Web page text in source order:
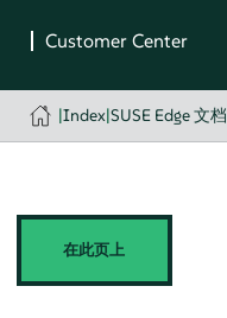
|Index|SUSE Edge 文档
在此页上